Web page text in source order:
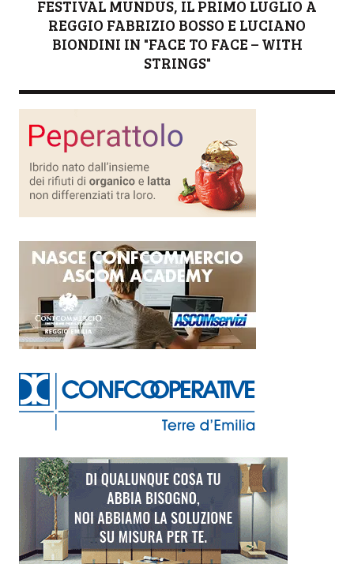
FESTIVAL MUNDUS, IL PRIMO LUGLIO A
REGGIO FABRIZIO BOSSO E LUCIANO
BIONDINI IN "FACE TO FACE – WITH
STRINGS"